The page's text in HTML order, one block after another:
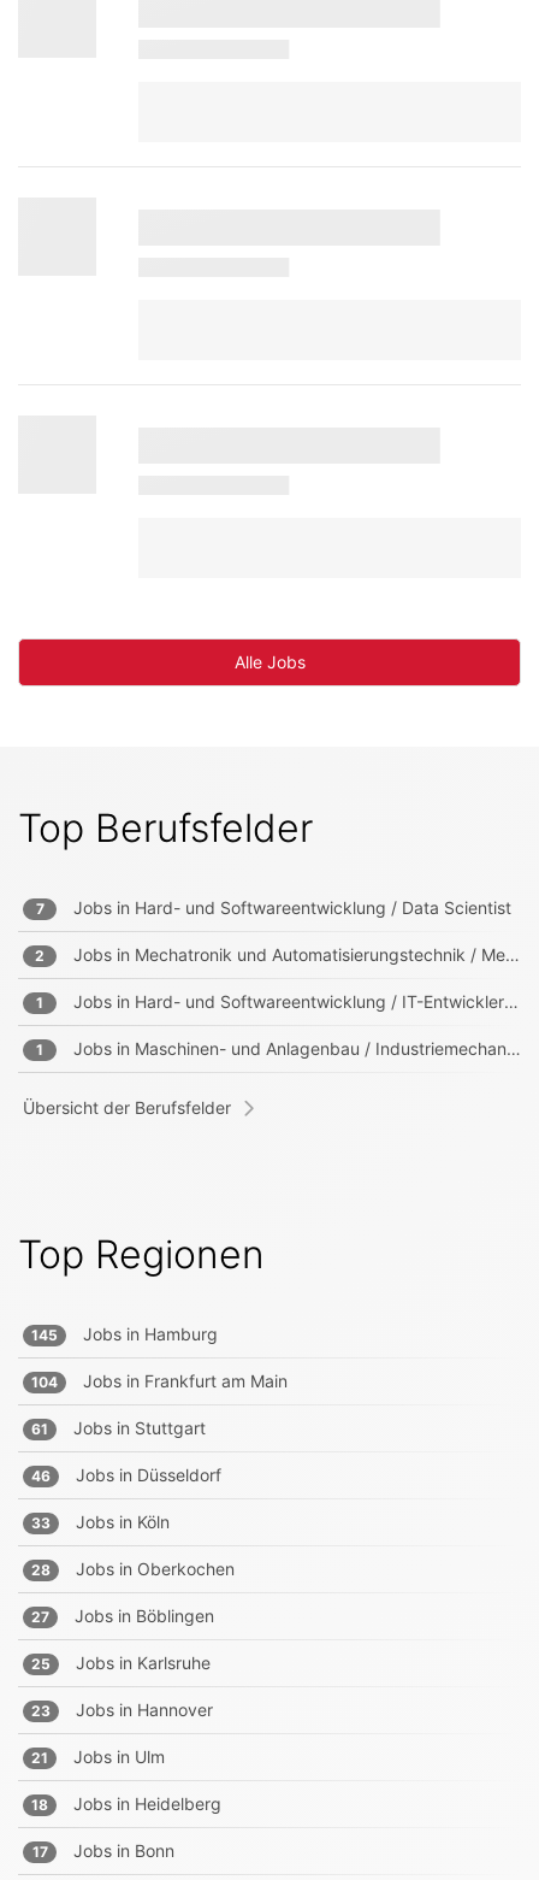
Alle Jobs
Top Berufsfelder
7 Jobs in Hard- und Softwareentwicklung / Data Scientist
2 Jobs in Mechatronik und Automatisierungstechnik / Mechatroniker/in
1 Jobs in Hard- und Softwareentwicklung / IT-Entwickler/in
1 Jobs in Maschinen- und Anlagenbau / Industriemechaniker/in
Übersicht der Berufsfelder
Top Regionen
145 Jobs in Hamburg
104 Jobs in Frankfurt am Main
61 Jobs in Stuttgart
46 Jobs in Düsseldorf
33 Jobs in Köln
28 Jobs in Oberkochen
27 Jobs in Böblingen
25 Jobs in Karlsruhe
23 Jobs in Hannover
21 Jobs in Ulm
18 Jobs in Heidelberg
17 Jobs in Bonn